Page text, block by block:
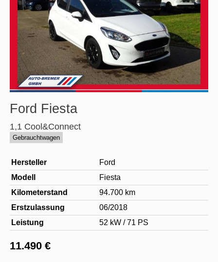
Ford Fiesta
1,1 Cool&Connect
Gebrauchtwagen
Hersteller
Ford
Modell
Fiesta
Kilometerstand
94.700 km
Erstzulassung
06/2018
Leistung
52 kW / 71 PS
11.490 €